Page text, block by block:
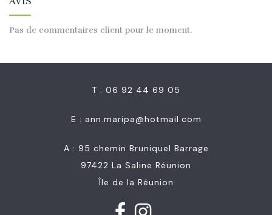
Pas de commentaires client pour le moment.
T : 06 92 44 69 05
E : ann.maripa@hotmail.com
A : 95 chemin Bruniquel Barrage
97422 La Saline Réunion
Île de la Réunion